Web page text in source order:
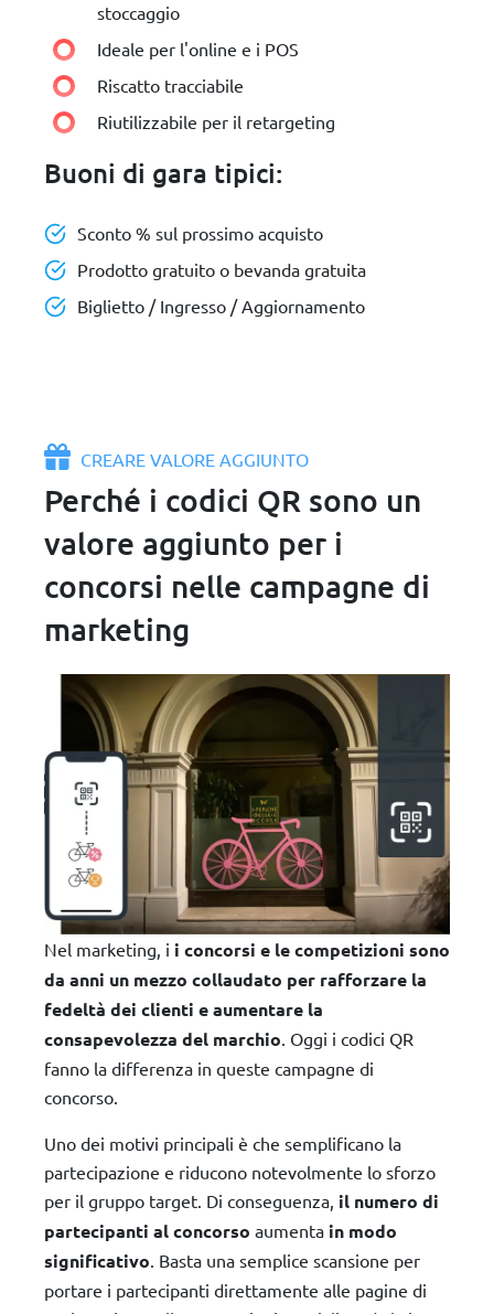
Buoni di gara tipici:
Sconto % sul prossimo acquisto
Prodotto gratuito o bevanda gratuita
Biglietto / Ingresso / Aggiornamento
stoccaggio
Ideale per l'online e i POS
Riscatto tracciabile
Riutilizzabile per il retargeting
CREARE VALORE AGGIUNTO
Perché i codici QR sono un
valore aggiunto per i
concorsi nelle campagne di
marketing
Nel marketing, i i concorsi e le competizioni sono
da anni un mezzo collaudato per rafforzare la
fedeltà dei clienti e aumentare la
consapevolezza del marchio . Oggi i codici QR
fanno la differenza in queste campagne di
concorso.
Uno dei motivi principali è che semplificano la
partecipazione e riducono notevolmente lo sforzo
per il gruppo target. Di conseguenza, il numero di
partecipanti al concorso aumenta in modo
significativo . Basta una semplice scansione per
portare i partecipanti direttamente alle pagine di